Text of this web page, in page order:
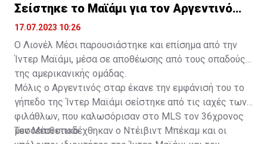
Σείστηκε το Μαϊάμι για τον Αργεντινό
σταρ
17.07.2023 10:26
Ο Λιονέλ Μέσι παρουσιάστηκε και επίσημα από την
Ίντερ Μαϊάμι, μέσα σε αποθέωσης από τους οπαδούς
της αμερικανικής ομάδας.
Μόλις ο Αργεντινός σταρ έκανε την εμφάνισή του το
γήπεδο της Ίντερ Μαϊάμι σείστηκε από τις ιαχές των
φιλάθλων, που καλωσόρισαν στο MLS τον 36χρονος
μεσοεπιθετικό.
Τον Μέσι υποδέχθηκαν ο Ντέιβιντ Μπέκαμ και οι